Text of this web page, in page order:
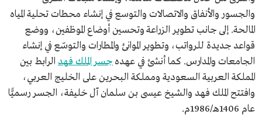
والجسور والأنفاق والاتصالات والتوسع في إنشاء محطات تحلية المياه
المالحة. إلى جانب تطوير الزراعة وتحسين أوضاع الموظفين، ووضع
قواعد جديدة للرواتب، وتطوير الموانئ والمطارات والتوسّع في إنشاء
الجامعات والمدارس. كما أنشئ في عهده جسر الملك فهد الرابط بين
المملكة العربية السعودية ومملكة البحرين على الخليج العربي،
وافتتح الملك فهد والشيخ عيسى بن سلمان آل خليفة، الجسر رسميًّا
عام 1406هـ/1986م.